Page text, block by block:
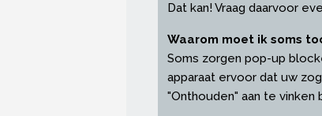
Dat kan! Vraag daarvoor
Waarom moet ik soms
Soms zorgen pop-up
apparaat ervoor dat uw
"Onthouden" aan te vinken